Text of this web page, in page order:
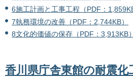
6施工計画と工事工程（PDF：1,859KB
7執務環境の改善（PDF：2,744KB）
8文化的価値の保存（PDF：3,913KB）
香川県庁舎東館の耐震